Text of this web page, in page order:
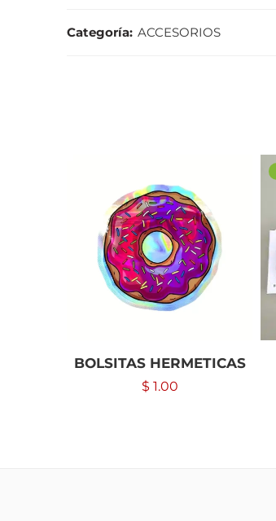
Categoría: ACCESORIOS
BOLSITAS HERMETICAS
$ 1.00